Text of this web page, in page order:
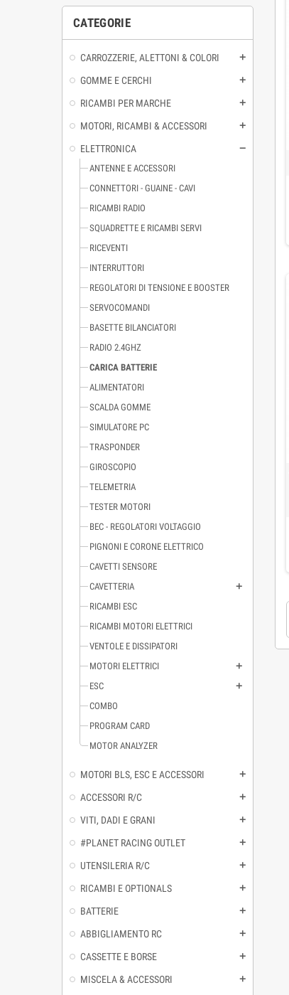
CATEGORIE
CARROZZERIE, ALETTONI & COLORI
GOMME E CERCHI
RICAMBI PER MARCHE
MOTORI, RICAMBI & ACCESSORI
ELETTRONICA
ANTENNE E ACCESSORI
CONNETTORI - GUAINE - CAVI
RICAMBI RADIO
SQUADRETTE E RICAMBI SERVI
RICEVENTI
INTERRUTTORI
REGOLATORI DI TENSIONE E BOOSTER
SERVOCOMANDI
BASETTE BILANCIATORI
RADIO 2.4GHZ
CARICA BATTERIE
ALIMENTATORI
SCALDA GOMME
SIMULATORE PC
TRASPONDER
GIROSCOPIO
TELEMETRIA
TESTER MOTORI
BEC - REGOLATORI VOLTAGGIO
PIGNONI E CORONE ELETTRICO
CAVETTI SENSORE
CAVETTERIA
RICAMBI ESC
RICAMBI MOTORI ELETTRICI
VENTOLE E DISSIPATORI
MOTORI ELETTRICI
ESC
COMBO
PROGRAM CARD
MOTOR ANALYZER
MOTORI BLS, ESC E ACCESSORI
ACCESSORI R/C
VITI, DADI E GRANI
#PLANET RACING OUTLET
UTENSILERIA R/C
RICAMBI E OPTIONALS
BATTERIE
ABBIGLIAMENTO RC
CASSETTE E BORSE
MISCELA & ACCESSORI